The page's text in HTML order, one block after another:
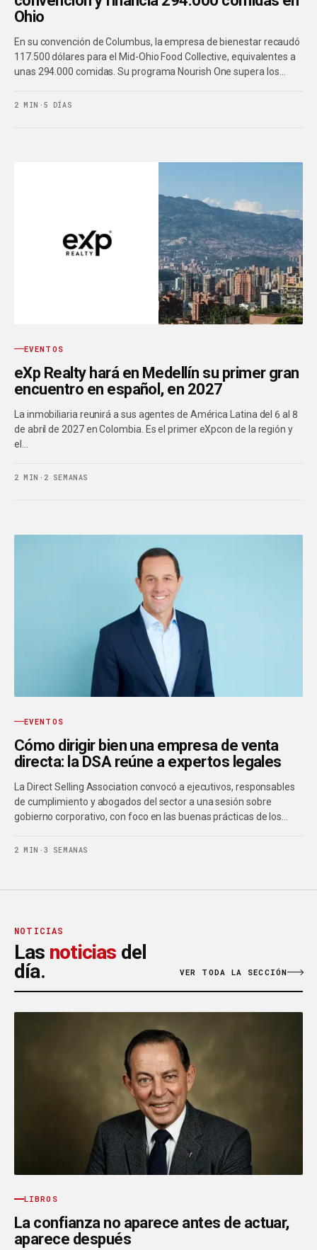
Ohio
En su convención de Columbus, la empresa de bienestar recaudó
117.500 dólares para el Mid-Ohio Food Collective, equivalentes a
unas 294.000 comidas. Su programa Nourish One supera los…
2 MIN · 5 DÍAS
EVENTOS
eXp Realty hará en Medellín su primer gran
encuentro en español, en 2027
La inmobiliaria reunirá a sus agentes de América Latina del 6 al 8
de abril de 2027 en Colombia. Es el primer eXpcon de la región y
el…
2 MIN · 2 SEMANAS
EVENTOS
Cómo dirigir bien una empresa de venta
directa: la DSA reúne a expertos legales
La Direct Selling Association convocó a ejecutivos, responsables
de cumplimiento y abogados del sector a una sesión sobre
gobierno corporativo, con foco en las buenas prácticas de los…
2 MIN · 3 SEMANAS
NOTICIAS
Las noticias del
día.
VER TODA LA SECCIÓN
LIBROS
La confianza no aparece antes de actuar,
aparece después